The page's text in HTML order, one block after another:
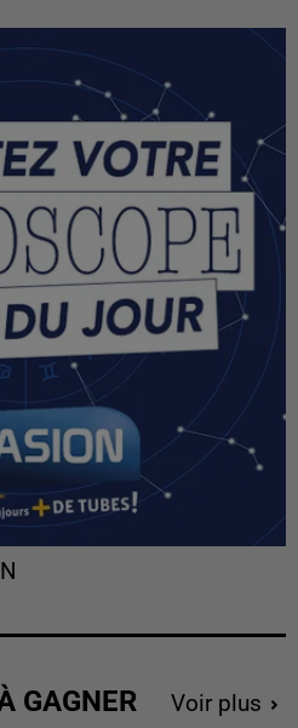
GAGNER Voir plus